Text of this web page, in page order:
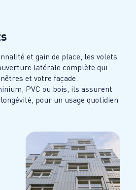
et gain de place, les volets
latérale complète qui
et votre façade.
PVC ou bois, ils assurent
pour un usage quotidien